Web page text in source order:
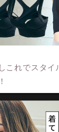
これでスタイ